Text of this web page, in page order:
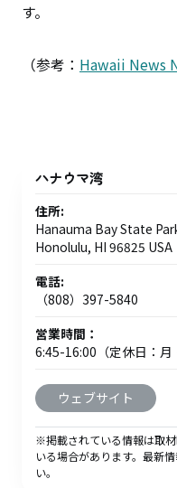
す。
（参考： Hawaii News
ハナウマ湾
住所:
Hanauma Bay State
Honolulu, HI 96825 USA
電話:
（808）397-5840
営業時間：
6:45-16:00（定休日：月
ウェブサイト
※掲載されている情報は取
いる場合があります。最新
い。